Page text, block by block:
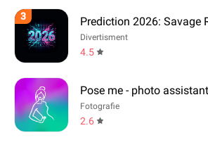
3 Prediction 2026: Savage
Divertisment
4.5
Pose me - photo assistant
Fotografie
2.6